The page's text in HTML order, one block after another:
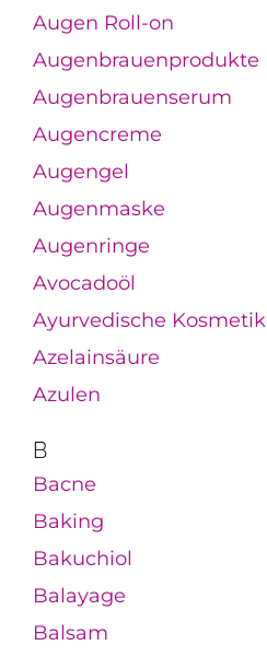
Augen Roll-on
Augenbrauenprodukte
Augenbrauenserum
Augencreme
Augengel
Augenmaske
Augenringe
Avocadoöl
Ayurvedische Kosmetik
Azelainsäure
Azulen
B
Bacne
Baking
Bakuchiol
Balayage
Balsam